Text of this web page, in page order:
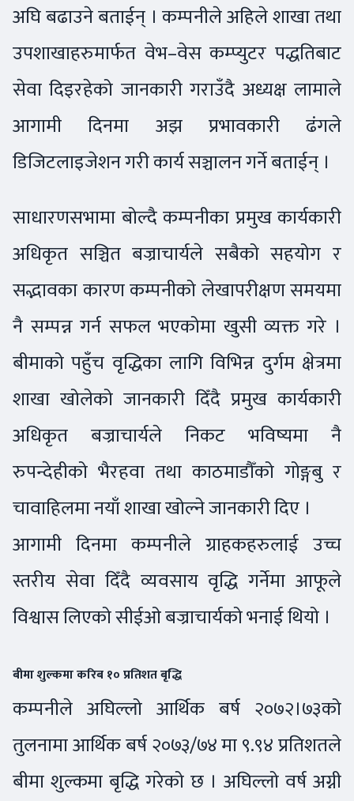
अघि बढाउने बताईन् । कम्पनीले अहिले शाखा तथा
उपशाखाहरुमार्फत वेभ–वेस कम्प्युटर पद्धतिबाट
सेवा दिइरहेको जानकारी गराउँदै अध्यक्ष लामाले
आगामी दिनमा अझ प्रभावकारी ढंगले
डिजिटलाइजेशन गरी कार्य सञ्चालन गर्ने बताईन् ।
साधारणसभामा बोल्दै कम्पनीका प्रमुख कार्यकारी
अधिकृत सञ्चित बज्राचार्यले सबैको सहयोग र
सद्भावका कारण कम्पनीको लेखापरीक्षण समयमा
नै सम्पन्न गर्न सफल भएकोमा खुसी व्यक्त गरे ।
बीमाको पहुँच वृद्धिका लागि विभिन्न दुर्गम क्षेत्रमा
शाखा खोलेको जानकारी दिँदै प्रमुख कार्यकारी
अधिकृत बज्राचार्यले निकट भविष्यमा नै
रुपन्देहीको भैरहवा तथा काठमाडौँको गोङ्गबु र
चावाहिलमा नयाँ शाखा खोल्ने जानकारी दिए ।
आगामी दिनमा कम्पनीले ग्राहकहरुलाई उच्च
स्तरीय सेवा दिँदै व्यवसाय वृद्धि गर्नेमा आफूले
विश्वास लिएको सीईओ बज्राचार्यको भनाई थियो ।
बीमा शुल्कमा करिब १० प्रतिशत बृद्धि
कम्पनीले अघिल्लो आर्थिक बर्ष २०७२।७३को
तुलनामा आर्थिक बर्ष २०७३/७४ मा ९.९४ प्रतिशतले
बीमा शुल्कमा बृद्धि गरेको छ । अघिल्लो वर्ष अग्नी